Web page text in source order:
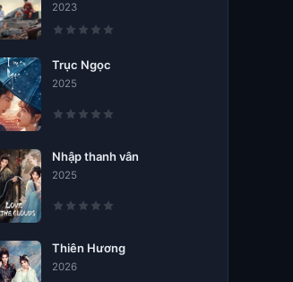
2023
Trục Ngọc
2025
Nhập thanh vân
2025
Thiên Hương
2026